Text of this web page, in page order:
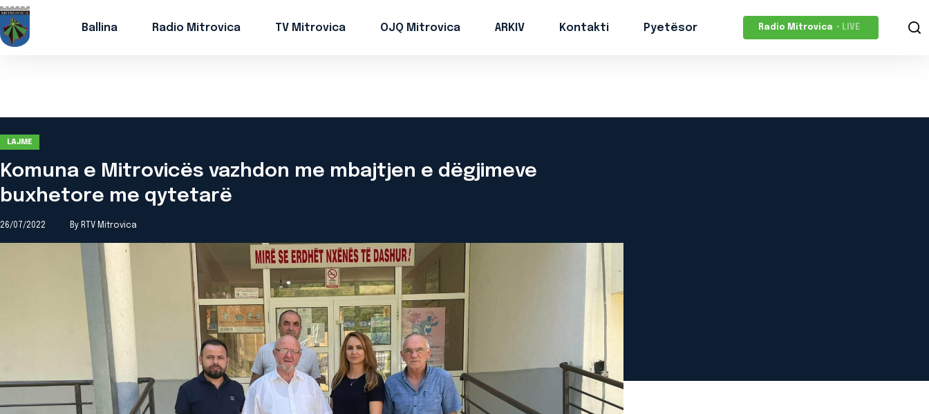
Ballina Radio Mitrovica TV Mitrovica OJQ Mitrovica ARKIV Kontakti Pyetësor Radio Mitrovica • LIVE
LAJME
Komuna e Mitrovicës vazhdon me mbajtjen e dëgjimeve
buxhetore me qytetarë
26/07/2022 By RTV Mitrovica